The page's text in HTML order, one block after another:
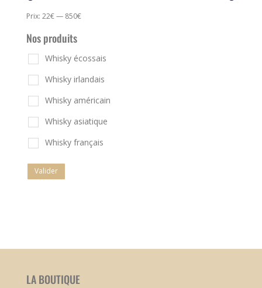
Prix: 22€— 850€
Nos produits
Whisky écossais
Whisky irlandais
Whisky américain
Whisky asiatique
Whisky français
Valider
LA BOUTIQUE